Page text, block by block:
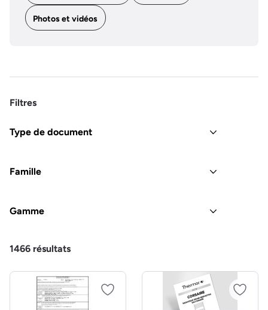
Photos et vidéos
Filtres
Type de document
Famille
Gamme
1466 résultats